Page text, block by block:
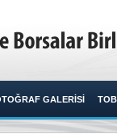
GALERİSİ